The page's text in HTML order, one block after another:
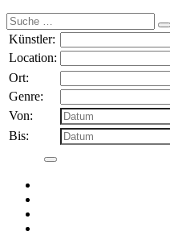
Suche
nach:
Künstler:
Location:
Ort:
Genre:
Von:
Bis: